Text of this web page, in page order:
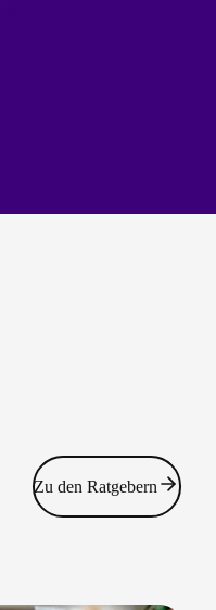
Zu den Ratgebern